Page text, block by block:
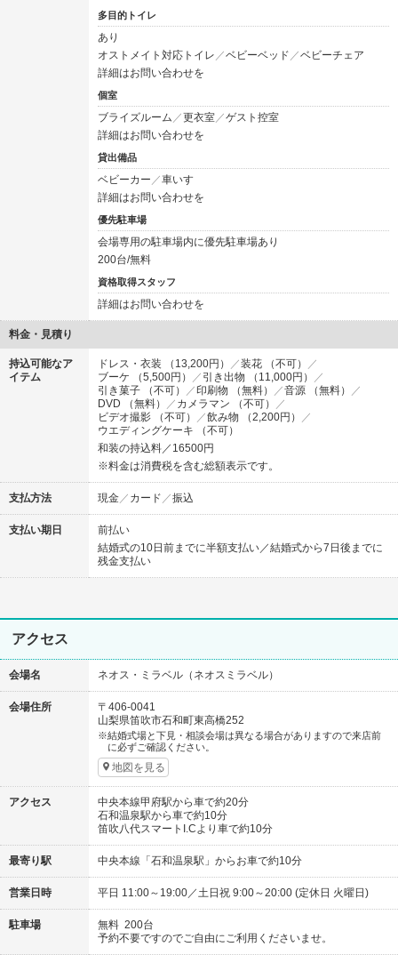
多目的トイレ
あり
オストメイト対応トイレ
ベビーベッド
ベビーチェア
詳細はお問い合わせを
個室
ブライズルーム 更衣室
ゲスト控室
詳細はお問い合わせを
貸出備品
ベビーカー
車いす
詳細はお問い合わせを
優先駐車場
会場専用の駐車場内に優先駐車場あり
200台/無料
資格取得スタッフ
詳細はお問い合わせを
料金・見積り
持込可能なア
イテム
ドレス・衣装 （13,200円）
装花 （不可）
ブーケ （5,500円）
引き出物 （11,000円）
引き菓子 （不可）
印刷物 （無料）
音源 （無料）
DVD （無料）
カメラマン （不可）
ビデオ撮影 （不可）
飲み物 （2,200円）
ウエディングケーキ （不可）
和装の持込料／16500円
※料金は消費税を含む総額表示です。
支払方法 現金 カード 振込
支払い期日
前払い
結婚式の10日前までに半額支払い／結婚式から7日後までに
残金支払い
アクセス
会場名 ネオス・ミラベル（ネオスミラベル）
会場住所
〒406-0041
山梨県笛吹市石和町東高橋252
結婚式場と下見・相談会場は異なる場合がありますので来店前
に必ずご確認ください。
地図を見る
アクセス
中央本線甲府駅から車で約20分
石和温泉駅から車で約10分
笛吹八代スマートI.Cより車で約10分
最寄り駅 中央本線「石和温泉駅」からお車で約10分
営業日時 平日 11:00～19:00／土日祝 9:00～20:00 (定休日 火曜日)
駐車場
無料 200台
予約不要ですのでご自由にご利用くださいませ。